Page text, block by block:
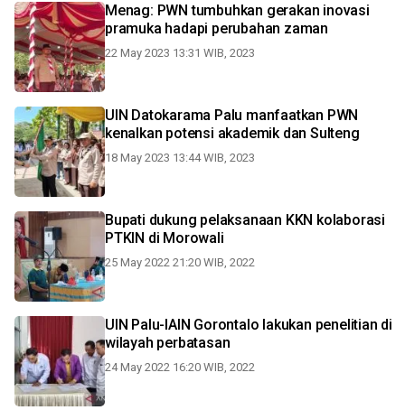
Menag: PWN tumbuhkan gerakan inovasi
pramuka hadapi perubahan zaman
22 May 2023 13:31 WIB, 2023
UIN Datokarama Palu manfaatkan PWN
kenalkan potensi akademik dan Sulteng
18 May 2023 13:44 WIB, 2023
Bupati dukung pelaksanaan KKN kolaborasi
PTKIN di Morowali
25 May 2022 21:20 WIB, 2022
UIN Palu-IAIN Gorontalo lakukan penelitian di
wilayah perbatasan
24 May 2022 16:20 WIB, 2022